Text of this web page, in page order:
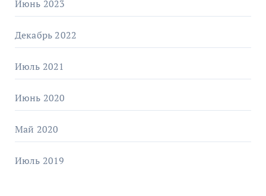
Июнь 2023
Декабрь 2022
Июль 2021
Июнь 2020
Май 2020
Июль 2019